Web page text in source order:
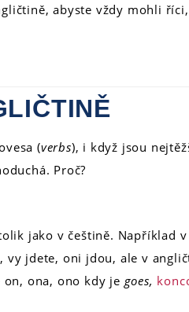
abyste vždy mohli
(verbs), i když jsou
Proč?
jako v češtině. Například
, vy jdete, oni jdou, ale v
on, ona, ono kdy je goes,